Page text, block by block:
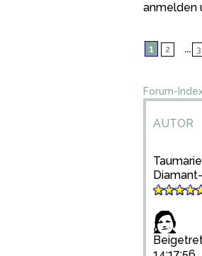
anmelden
1 2 ...
Forum-
AUTOR